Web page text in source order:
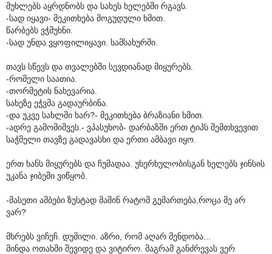
მუხლებს აყრდნობს და სახეს ხელებში რგავს.
-სად იყავი- მეკითხება მოგუდული ხმით.
წარბებს ვჭმუხნი.
-სად უნდა ვყოფილიყავი. სამსახურში.
თავს სწევს და თვალებში სევდიანად მიყურებს.
-რომელი საათია.
-თორმეტის ნახევარია.
სახეზე ეჭვმა გადაურბინა.
-და უკვე სახლში ხარ?- მეკითხება ბრაზიანი ხმით.
-ადრე გამომიშვეს.- ვპასუხობ- დარბაზში ერთ ტიპს შემთხვევით
საჭმელი თავზე გადავასხი და ერთი ამბავი იყო.
ერთ ხანს მიყურებს და ჩუმადაა. უხერხულობისგან ხელებს ჯინსის
უკანა ჯიბეში ვიწყობ.
-მასეთი ამბები ზუსტად მაშინ რატომ გემართება,როცა მე არ
ვარ?
მხრებს ვიჩეჩ. დუმილი. აზრი, რომ აღარ მენდობა...
მინდა ოთახში შევიდე და ვიტირო. მაგრამ განძრევას ვერ